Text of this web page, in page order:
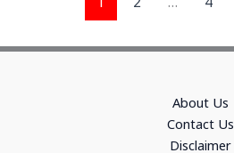
से
About Us
Contact Us
Disclaimer